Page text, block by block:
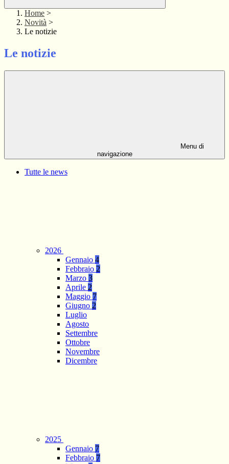
Home >
Novità >
Le notizie
Le notizie
Menu di
navigazione
Tutte le news
2026
Gennaio 4
Febbraio 2
Marzo 3
Aprile 2
Maggio 7
Giugno 2
Luglio
Agosto
Settembre
Ottobre
Novembre
Dicembre
2025
Gennaio 7
Febbraio 7